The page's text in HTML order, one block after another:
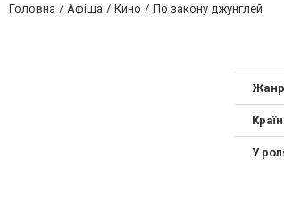
Головна Афіша Кино По закону джунглей
Жанр
У